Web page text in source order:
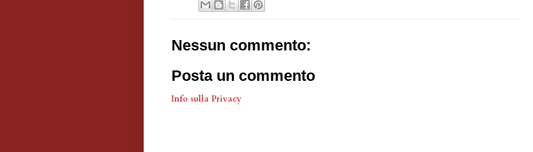
Nessun commento:
Posta un commento
Info sulla Privacy